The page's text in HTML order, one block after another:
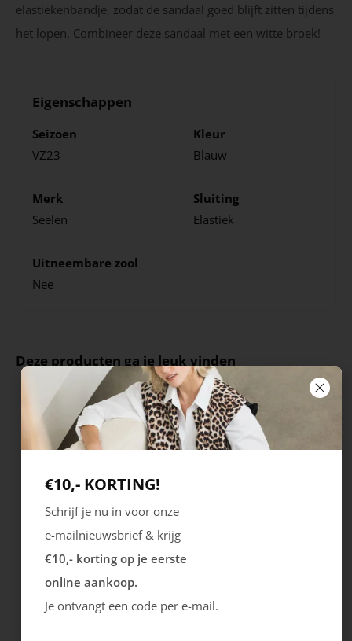
elastiekenbandje, zodat de sandaal goed blijft zitten tijdens
het lopen. Combineer deze sandaal met een witte broek!
Eigenschappen
Seizoen
VZ23
Kleur
Blauw
Merk
Seelen
Sluiting
Elastiek
Uitneembare zool
Nee
Deze producten ga je leuk vinden
Rieker
Cristallino
99.99
€10,- KORTING!
Schrijf je nu in voor onze
e-mailnieuwsbrief & krijg
€10,- korting op je eerste
online aankoop.
Je ontvangt een code per e-mail.